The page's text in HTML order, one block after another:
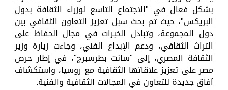
بشكل فعال في "الاجتماع التاسع لوزراء الثقافة بدول
البريكس"، حيث تم بحث سبل تعزيز التعاون الثقافي بين
دول المجموعة، وتبادل الخبرات في مجال الحفاظ على
التراث الثقافي، ودعم الإبداع الفني، وجاءت زيارة وزير
الثقافة المصري، إلى "سانت بطرسبرج"، في إطار حرص
مصر على تعزيز علاقاتها الثقافية مع روسيا، واستكشاف
آفاق جديدة للتعاون في المجالات الثقافية والفنية.